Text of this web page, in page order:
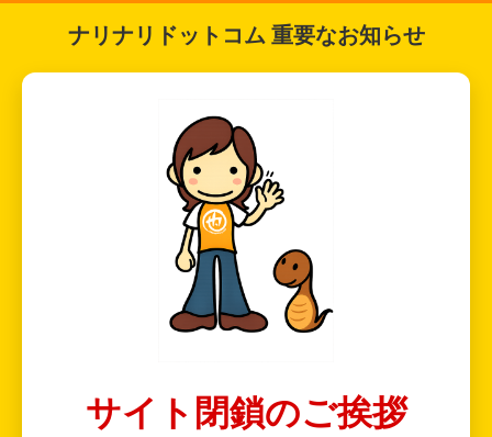
ナリナリドットコム 重要なお知らせ
サイト閉鎖のご挨拶